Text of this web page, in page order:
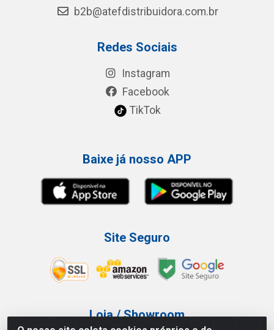
b2b@atefdistribuidora.com.br
Redes Sociais
Instagram
Facebook
TikTok
Baixe já nosso APP
Site Seguro
Loja / Showroom